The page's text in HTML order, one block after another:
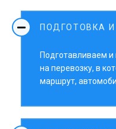
ПОДГОТОВКА
Подготавливаем
на перевозку, в
маршрут,